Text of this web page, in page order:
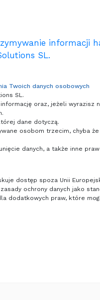
informacji
SL.
Twoich danych osobowych
SL.
informację oraz, jeżeli wyrazisz
dane dotyczą.
osobom trzecim, chyba że
danych, a także inne
dostęp spoza Unii
ochrony danych jako
dodatkowych praw, które